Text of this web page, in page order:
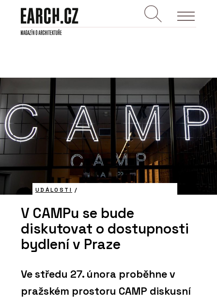
UDÁLOSTI /
V CAMPu se bude
diskutovat o dostupnosti
bydlení v Praze
Ve středu 27. února proběhne v
pražském prostoru CAMP diskusní